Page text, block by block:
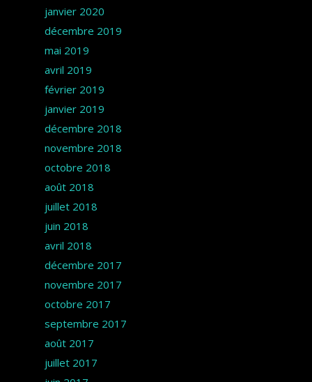
janvier 2020
décembre 2019
mai 2019
avril 2019
février 2019
janvier 2019
décembre 2018
novembre 2018
octobre 2018
août 2018
juillet 2018
juin 2018
avril 2018
décembre 2017
novembre 2017
octobre 2017
septembre 2017
août 2017
juillet 2017